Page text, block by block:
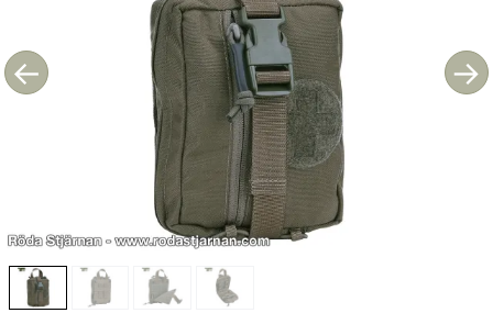
← →